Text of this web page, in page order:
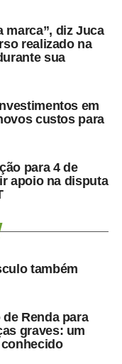
para facilitar
financeira
já
fase busca
que
renegociação de
pelo governo
para golpes que
enviados pela
feita
sem
do governo ou
544 anúncios
marca”, diz Juca
realizado na
sua
em
custos para
para 4 de
apoio na disputa
também
Renda para
graves: um